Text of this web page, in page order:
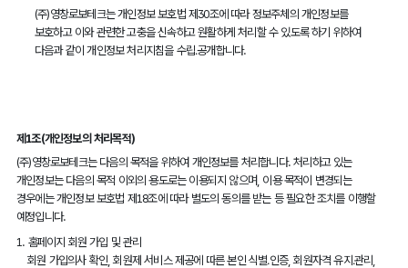
(주)영창로보테크는 개인정보 보호법 제30조에 따라 정보주체의 개인정보를
보호하고 이와 관련한 고충을 신속하고 원활하게 처리할 수 있도록 하기 위하여
다음과 같이 개인정보 처리지침을 수립․공개합니다.
제1조(개인정보의 처리목적)
(주)영창로보테크는 다음의 목적을 위하여 개인정보를 처리합니다. 처리하고 있는
개인정보는 다음의 목적 이외의 용도로는 이용되지 않으며, 이용 목적이 변경되는
경우에는 개인정보 보호법 제18조에 따라 별도의 동의를 받는 등 필요한 조치를 이행할
예정입니다.
1. 홈페이지 회원 가입 및 관리
회원 가입의사 확인, 회원제 서비스 제공에 따른 본인 식별․인증, 회원자격 유지․관리,